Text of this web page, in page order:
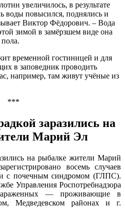
увеличилось, в результате
воды повысился, поднялись и
Виктор Фёдорович. – Вода
зимой в замёрзшем виде она
временной гостиницей и для
в заповедник проводить
например, там живут учёные из
***
заразились на
Марий Эл
на рыбалке жители Марий
восемь случаев
с почечным синдромом (ГЛПС).
Управления Роспотребнадзора
— проживающие в
Медведевском районах и г.